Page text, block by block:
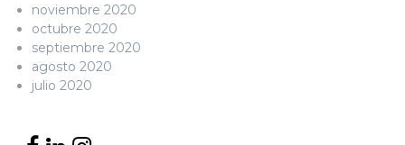
noviembre 2020
octubre 2020
septiembre 2020
agosto 2020
julio 2020